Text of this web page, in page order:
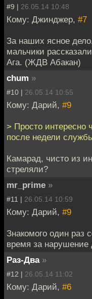
#9 | 26.05.14 10:48
Кому: Джинджер, #7
За наших ясное
мальчики
Ага. (ЖДВ Абакан)
chum »
#10 | 26.05.14 10:55
Кому: Дарий, #9
> Просто интересно
после недели
Камарад, чисто из
стреляли?
mr_prime »
#11 | 26.05.14 10:59
Кому: Дарий, #9
Знакомого один раз
время за
Раз-Два »
#12 | 26.05.14 11:02
Кому: Дарий, #6